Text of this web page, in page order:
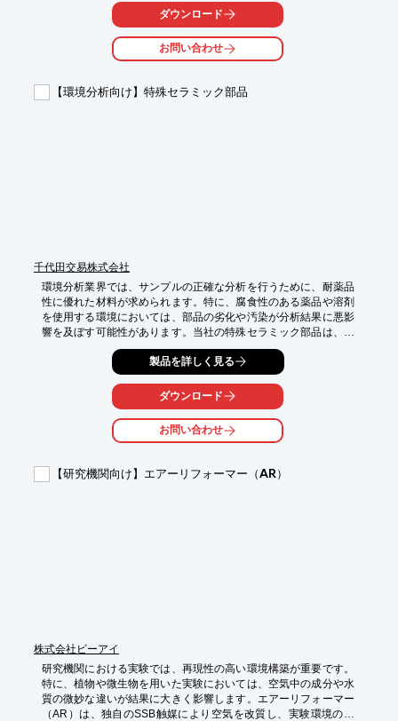
【活用シーン】
・水質検査におけるサンプル調製
・土壌汚染調査におけるサンプル調製
・大気汚染物質分析におけるサンプル調製
・高精度なサンプル調製による、分析結果の信頼性向上
ダウンロード
お問い合わせ
【環境分析向け】特殊セラミック部品
千代田交易株式会社
環境分析業界では、サンプルの正確な分析を行うために、耐薬品
性に優れた材料が求められます。特に、腐食性のある薬品や溶剤
を使用する環境においては、部品の劣化や汚染が分析結果に悪影
響を及ぼす可能性があります。当社の特殊セラミック部品は、高
い耐薬品性を有し、分析環境の信頼性向上に貢献します。
【活用シーン】
・腐食性薬品を使用する分析装置
・高温環境下での分析
・高純度な分析結果が求められる場面
・装置の長寿命化
製品を詳しく見る
ダウンロード
お問い合わせ
【研究機関向け】エアーリフォーマー（AR）
株式会社ビーアイ
研究機関における実験では、再現性の高い環境構築が重要です。
特に、植物や微生物を用いた実験においては、空気中の成分や水
質の微妙な違いが結果に大きく影響します。エアーリフォーマー
（AR）は、独自のSSB触媒により空気を改質し、実験環境の質